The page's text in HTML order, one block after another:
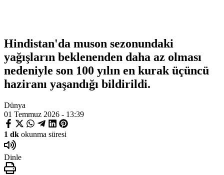
Hindistan'da muson sezonundaki
yağışların beklenenden daha az olması
nedeniyle son 100 yılın en kurak üçüncü
haziranı yaşandığı bildirildi.
Dünya
01 Temmuz 2026 - 13:39
1 dk okunma süresi
Dinle